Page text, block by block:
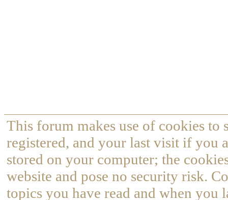
This forum makes use of cookies
registered, and your last visit if you
stored on your computer; the
website and pose no security risk.
topics you have read and when you